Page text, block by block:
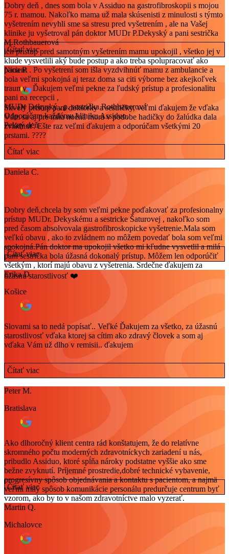
Dobry deň , dnes som bola v Assiduo na gastrofibroskopii s mojou
75 r. mamou. Nakoľko mama už mala skúsenisti z minulosti s týmto
vyšetrením nevyhli sme sa stresu pred vyšetrením , ale na Vašej
klinike ju vyšetroval pán doktor MUDr P.Dekyský a pani sestrička
M.Rothbauerová
ich prístup pred samotným vyšetrením mamu upokojil , všetko jej v
klude vysvetlili aký bude postup a ako treba spolupracovať ako
pacient . Po vyšetrení som išla vyzdvihnúť mamu z ambulancie a
bola veľmi spokojná aj teraz doma sa citi výborne bez akejkoľvek
traumy . Ďakujem veľmi pekne za ľudský prístup a profesionalitu
pani na recepcii ,
MUDr Dekyský , p. sestrička Rothbauerová
Odporúčam každému kliniku Assiduo.
Pekný deň
Čítať viac
Nina P.
Skvelý prístup pani doktorky a sestričky, veľmi ďakujem že vďaka
Vám sa aj pre mňa nočná mora v podobe hadičky do žalúdka dala
zvládnuť. Ešte raz veľmi ďakujem a odporúčam všetkými 20
prstami. ????
Čítať viac
Daniela C.
Dobry deň,chcela by som veľmi pekne poďakovať za profesionalny
prístup MUDr. Dekyskému a sestricke Šaturovej , nakoľko som
pred časom absolvovala gastrofibroskopicke vyšetrenie.Mala som
veľkú obavu , ako to zvládnem no môžem povedať bola som veľmi
spokojná.Pán doktor ma upokojil všetko mi kľudne vysvetlil a milá
pani sestrička bola úžasná dokonalý prístup. Môžem len odporúčiť
všetkým , ktorí majú obavu z vyšetrenia. Srdečne ďakujem za
úžasnú starostlivosť ❤️
Čítať viac
Erika D.
Košice
Slovami sa to nedá popísať.. Veľké Ďakujem za všetko, za úžasnú
starostlivosť vďaka ktorej sa cítim ako zdravý človek a som aj
vďaka Vám už dlho v remisii.. ďakujem
Čítať viac
Peter M.
Bratislava
Ako dlhoročný klient centra rád konštatujem, že do relatívne
skromného počtu moderných zdravotníckych zariadení u nás,
pribudlo Assiduo, ktoré spĺňa nároky podstatne vyššie ako sme
bežne zvyknutí. Príjemné prostredie,dobré technické vybavenie,
progresívny spôsob objednávania a kontaktu s pacientom, a najmä
veľmi milý spôsob komunikácie personálu predurčuje centrum byť
vzorom, ako by to v našom zdravotníctve malo vyzerať.
Čítať viac
Martin Q.
Michalovce